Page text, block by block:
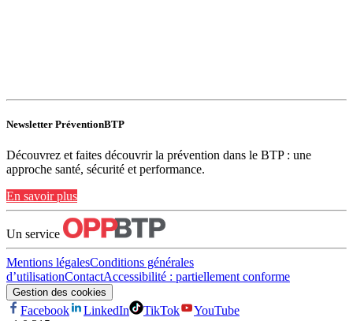
Newsletter PréventionBTP
Découvrez et faites découvrir la prévention dans le BTP : une
approche santé, sécurité et performance.
En savoir plus
Un service
Mentions légalesConditions générales
d’utilisationContactAccessibilité : partiellement conforme
Gestion des cookies
Facebook LinkedIn TikTok
YouTube